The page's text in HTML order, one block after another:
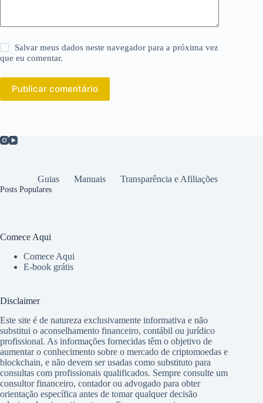
Salvar meus dados neste navegador para a próxima vez
que eu comentar.
Publicar comentário
Guias Manuais Transparência e Afiliações
Posts Populares
Comece Aqui
Comece Aqui
E-book grátis
Disclaimer
Este site é de natureza exclusivamente informativa e não
substitui o aconselhamento financeiro, contábil ou jurídico
profissional. As informações fornecidas têm o objetivo de
aumentar o conhecimento sobre o mercado de criptomoedas e
blockchain, e não devem ser usadas como substituto para
consultas com profissionais qualificados. Sempre consulte um
consultor financeiro, contador ou advogado para obter
orientação específica antes de tomar qualquer decisão